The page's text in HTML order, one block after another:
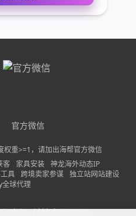
官方微信
权重>=1，请加出海帮官方微信
客 家具安装
神龙海外动态IP
具 跨境卖家参谋 独立站网站建设
全球代理
深圳）科技有限公司